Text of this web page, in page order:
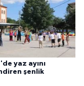
yaz ayını
şenlik